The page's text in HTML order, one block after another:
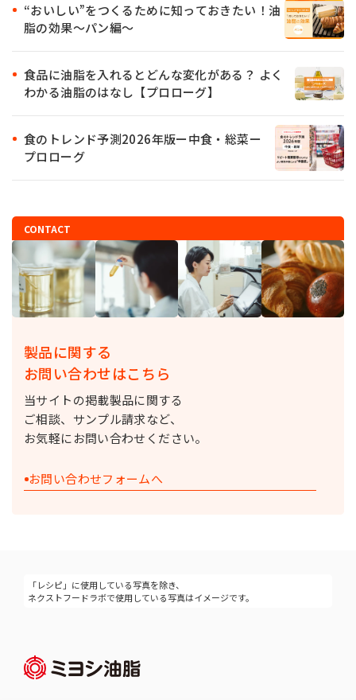
“おいしい”をつくるために知っておきたい！油
脂の効果〜パン編〜
食品に油脂を入れるとどんな変化がある？ よく
わかる油脂のはなし【プロローグ】
食のトレンド予測2026年版ー中食・総菜ー
プロローグ
CONTACT
製品に関する
お問い合わせはこちら
当サイトの掲載製品に関する
ご相談、サンプル請求など、
お気軽にお問い合わせください。
お問い合わせフォームへ
「レシピ」に使用している写真を除き、
ネクストフードラボで使用している写真はイメージです。